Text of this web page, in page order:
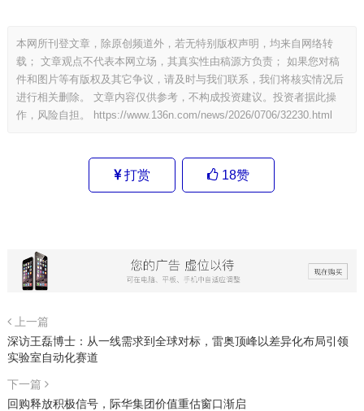
本网所刊登文章，除原创频道外，若无特别版权声明，均来自网络转
载； 文章观点不代表本网立场，其真实性由稿源方负责； 如果您对稿
件和图片等有版权及其它争议，请及时与我们联系，我们将核实情况后
进行相关删除。 文章内容仅供参考，不构成投资建议。投资者据此操
作，风险自担。
https://www.136n.com/news/2026/0706/32230.html
打赏 18赞
上一篇
深访王磊博士：从一线需求到全球对标，雷奥顶峰以差异化布局引领
实验室自动化赛道
下一篇
回购释放积极信号，际华集团价值重估窗口渐启